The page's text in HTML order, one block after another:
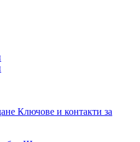
Ключове и контакти за